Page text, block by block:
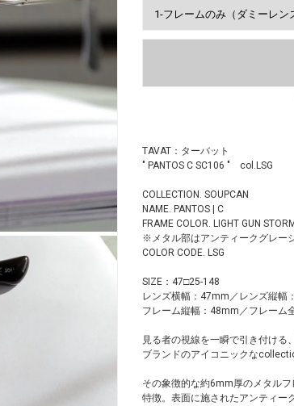
TAVAT：ターバット
" PANTOS C SC106 " col.LSG
COLLECTION. SOUPCAN
NAME. PANTOS | C
FRAME COLOR. LIGHT GUN
※メタル部はアンティークグレー
COLOR CODE. LSG
SIZE：47□25-148
レンズ横幅：47mm／レンズ縦幅
フレーム縦幅：48mm／フレーム
見る者の視線を一瞬で引き付ける
ブランドのアイコニックな
その象徴的な約6mm厚のメタル
特徴。表面に施されたアンティー